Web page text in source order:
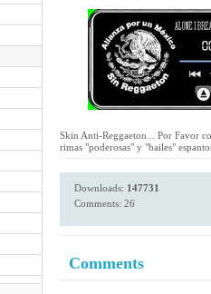
Skin Anti-Reggaeton... Por Favor
rimas "poderosas" y "bailes"
Downloads: 147731
Comments: 26
Comments